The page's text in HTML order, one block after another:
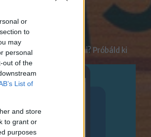
or
to
may
personal
out of the
List of
and store
to grant or
purposes
velünk beszélgetni? Próbáld ki
Chatbotunkat!